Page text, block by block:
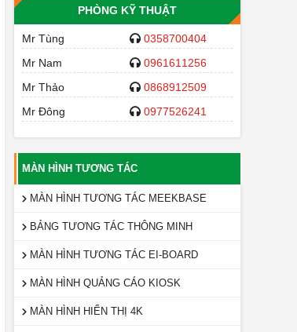
PHÒNG KỸ THUẬT
Mr Tùng
0358700404
Mr Nam
0961611256
Mr Thảo
0868912509
Mr Đông
0977526241
MÀN HÌNH TƯƠNG TÁC
MÀN HÌNH TƯƠNG TÁC MEEKBASE
BẢNG TƯƠNG TÁC THÔNG MINH
MÀN HÌNH TƯƠNG TÁC EI-BOARD
MÀN HÌNH QUẢNG CÁO KIOSK
MÀN HÌNH HIỂN THỊ 4K